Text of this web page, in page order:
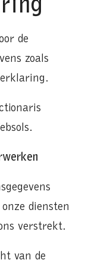
de
zoals
diensten
verstrekt.
van de